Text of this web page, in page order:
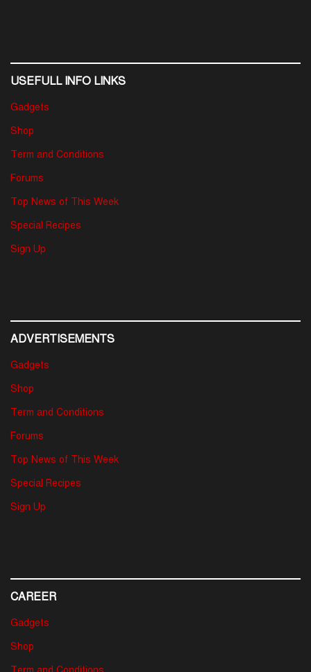
USEFULL INFO LINKS
Gadgets
Shop
Term and Conditions
Forums
Top News of This Week
Special Recipes
Sign Up
ADVERTISEMENTS
Gadgets
Shop
Term and Conditions
Forums
Top News of This Week
Special Recipes
Sign Up
CAREER
Gadgets
Shop